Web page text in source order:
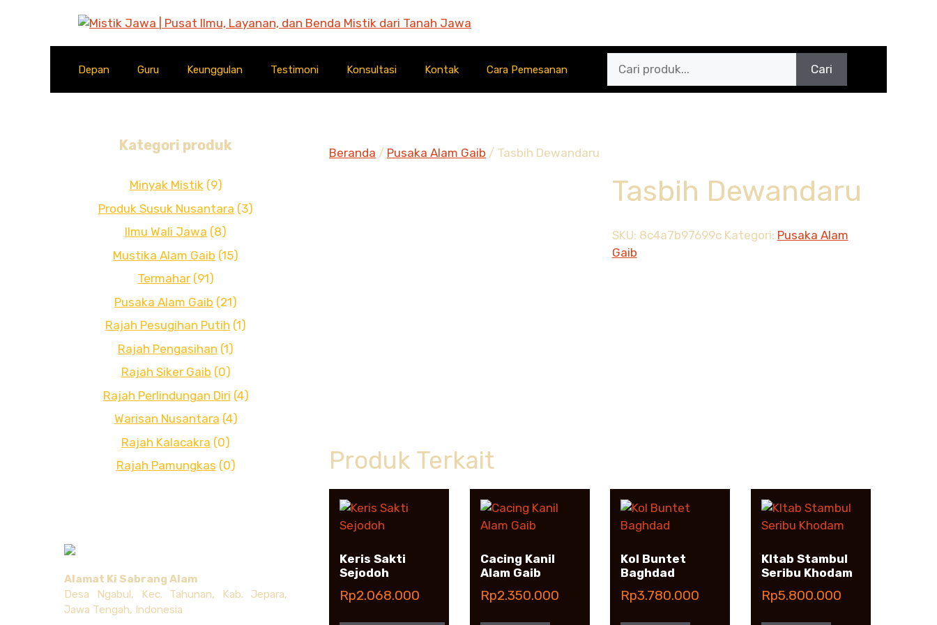
Depan Guru Keunggulan Testimoni Konsultasi Kontak Cara Pemesanan Cari
Beranda / Pusaka Alam Gaib / Tasbih Dewandaru
Tasbih Dewandaru
SKU: 8c4a7b97699c Kategori: Pusaka Alam
Gaib
Produk Terkait
Keris Sakti
Sejodoh
Rp2.068.000
Cacing Kanil
Alam Gaib
Rp2.350.000
Kol Buntet
Baghdad
Rp3.780.000
KItab Stambul
Seribu Khodam
Rp5.800.000
Kategori produk
Minyak Mistik (9)
Produk Susuk Nusantara (3)
Ilmu Wali Jawa (8)
Mustika Alam Gaib (15)
Termahar (91)
Pusaka Alam Gaib (21)
Rajah Pesugihan Putih (1)
Rajah Pengasihan (1)
Rajah Siker Gaib (0)
Rajah Perlindungan Diri (4)
Warisan Nusantara (4)
Rajah Kalacakra (0)
Rajah Pamungkas (0)
Alamat Ki Sabrang Alam
Desa Ngabul, Kec. Tahunan, Kab. Jepara,
Jawa Tengah, Indonesia